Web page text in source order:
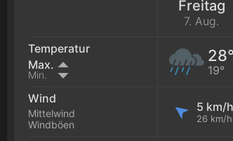
Freitag
7. Aug.
Temperatur
Max.
Min.
28°
19°
Wind
Mittelwind
Windböen
5 km/h
26 km/h